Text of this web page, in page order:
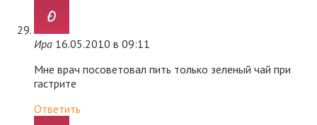
Ира 16.05.2010 в 09:11
Мне врач посоветовал пить только зеленый чай при
гастрите
Ответить